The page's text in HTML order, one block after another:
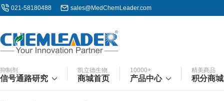
021-58180488 sales@MedChemLeader.com
抑制剂
信号通路研究
凯立德生物
商城首页
10000+
产品中心
精美商品
积分商城